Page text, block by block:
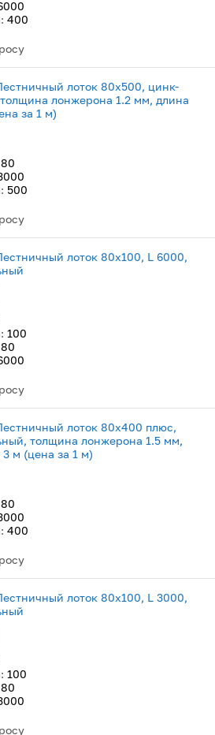
400
лоток 80х500, цинк-
лонжерона 1.2 мм, длина
за 1 м)
80
500
лоток 80х100, L 6000,
100
80
лоток 80х400 плюс,
толщина лонжерона 1.5 мм,
3 м (цена за 1 м)
80
400
лоток 80х100, L 3000,
100
80